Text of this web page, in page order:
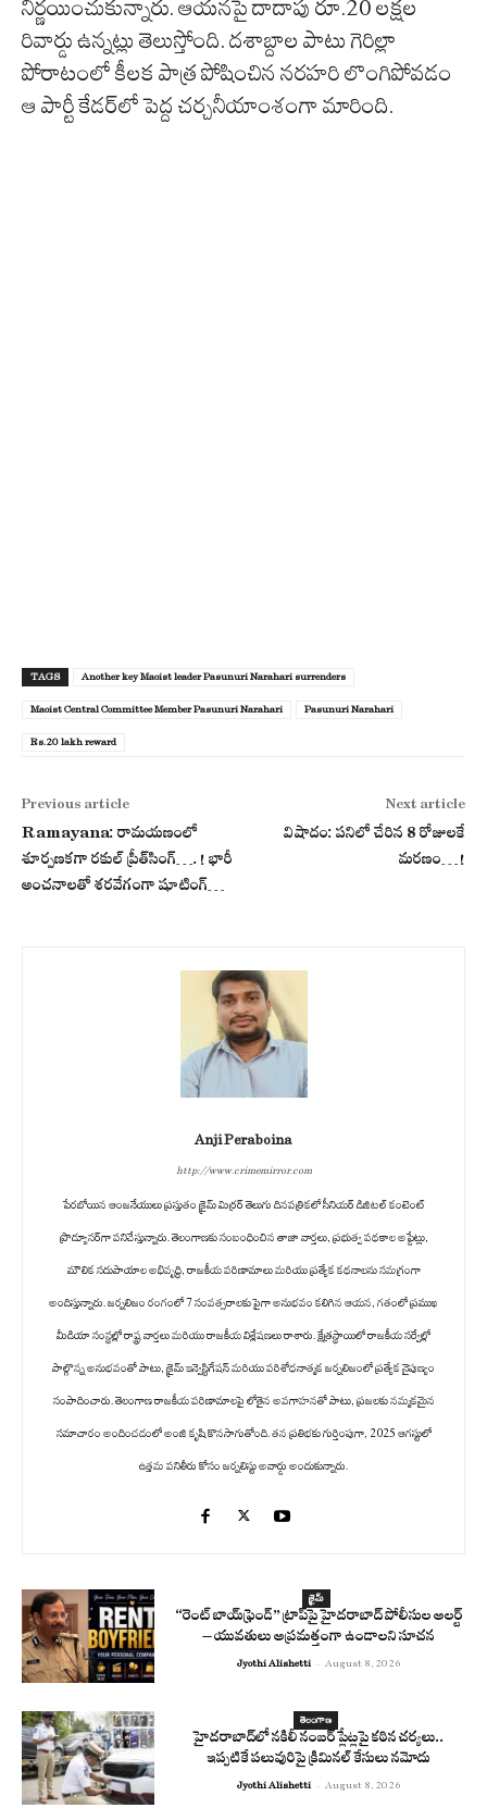
నిర్ణయించుకున్నారు. ఆయనపై దాదాపు రూ.20 లక్షల
రివార్డు ఉన్నట్లు తెలుస్తోంది. దశాబ్దాల పాటు గెరిల్లా
పోరాటంలో కీలక పాత్ర పోషించిన నరహరి లొంగిపోవడం
ఆ పార్టీ కేడర్‌లో పెద్ద చర్చనీయాంశంగా మారింది.
TAGS Another key Maoist leader Pasunuri Narahari surrenders
Maoist Central Committee Member Pasunuri Narahari Pasunuri Narahari
Rs.20 lakh reward
Previous article
Ramayana: రామ‌య‌ణంలో
శూర్ప‌ణ‌క‌గా ర‌కుల్ ప్రీత్‌సింగ్‌….! భారీ
అంచ‌నాల‌తో శ‌ర‌వేగంగా షూటింగ్‌…
Next article
విషాదం: పనిలో చేరిన 8 రోజులకే
మరణం…!
Anji Peraboina
http://www.crimemirror.com
పేరబోయిన ఆంజనేయులు ప్రస్తుతం క్రైమ్ మిర్రర్ తెలుగు దినపత్రికలో సీనియర్ డిజిటల్ కంటెంట్
ప్రొడ్యూసర్‌గా పనిచేస్తున్నారు. తెలంగాణకు సంబంధించిన తాజా వార్తలు, ప్రభుత్వ పథకాల అప్డేట్లు,
మౌలిక సదుపాయాల అభివృద్ధి, రాజకీయ పరిణామాలు మరియు ప్రత్యేక కథనాలను సమగ్రంగా
అందిస్తున్నారు. జర్నలిజం రంగంలో 7 సంవత్సరాలకు పైగా అనుభవం కలిగిన ఆయన, గతంలో ప్రముఖ
మీడియా సంస్థల్లో రాష్ట్ర వార్తలు మరియు రాజకీయ విశ్లేషణలు రాశారు. క్షేత్రస్థాయిలో రాజకీయ సర్వేల్లో
పాల్గొన్న అనుభవంతో పాటు, క్రైమ్ ఇన్వెస్టిగేషన్ మరియు పరిశోధనాత్మక జర్నలిజంలో ప్రత్యేక నైపుణ్యం
సంపాదించారు. తెలంగాణ రాజకీయ పరిణామాలపై లోతైన అవగాహనతో పాటు, ప్రజలకు నమ్మకమైన
సమాచారం అందించడంలో అంజి కృషి కొనసాగుతోంది. తన ప్రతిభకు గుర్తింపుగా, 2025 ఆగస్టులో
ఉత్తమ పనితీరు కోసం జర్నలిస్టు అవార్డు అందుకున్నారు.
క్రైమ్
“రెంట్ బాయ్‌ఫ్రెండ్” ట్రాప్‌పై హైదరాబాద్ పోలీసుల అలర్ట్
– యువతులు అప్రమత్తంగా ఉండాలని సూచన
Jyothi Alishetti - August 8, 2026
తెలంగాణ
హైదరాబాద్‌లో నకిలీ నంబర్ ప్లేట్లపై కఠిన చర్యలు..
ఇప్పటికే పలువురిపై క్రిమినల్ కేసులు నమోదు
Jyothi Alishetti - August 8, 2026